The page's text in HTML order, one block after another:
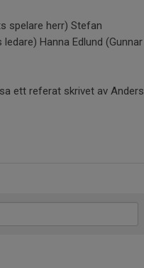
spelare herr) Stefan
Hanna Edlund (Gunnar
ett referat skrivet av Anders